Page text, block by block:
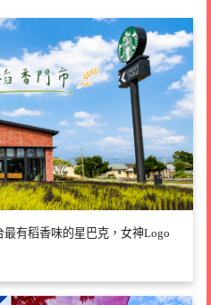
有稻香味的星巴克，女神Logo